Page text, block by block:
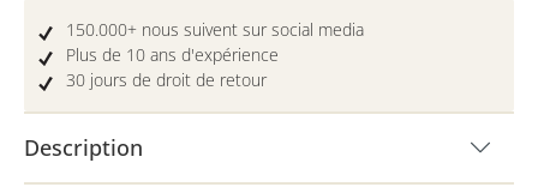
150.000+ nous suivent sur social media
Plus de 10 ans d'expérience
30 jours de droit de retour
Description